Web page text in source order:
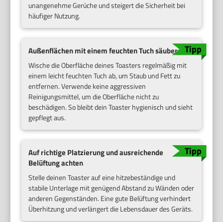
unangenehme Gerüche und steigert die Sicherheit bei
häufiger Nutzung.
Außenflächen mit einem feuchten Tuch säubern
Wische die Oberfläche deines Toasters regelmäßig mit
einem leicht feuchten Tuch ab, um Staub und Fett zu
entfernen. Verwende keine aggressiven
Reinigungsmittel, um die Oberfläche nicht zu
beschädigen. So bleibt dein Toaster hygienisch und sieht
gepflegt aus.
Auf richtige Platzierung und ausreichende
Belüftung achten
Stelle deinen Toaster auf eine hitzebeständige und
stabile Unterlage mit genügend Abstand zu Wänden oder
anderen Gegenständen. Eine gute Belüftung verhindert
Überhitzung und verlängert die Lebensdauer des Geräts.